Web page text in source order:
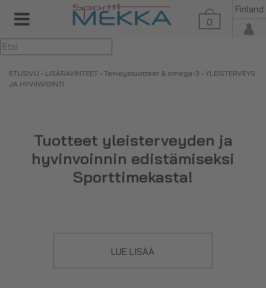
0
Finland
▼
ETUSIVU • LISÄRAVINTEET • Terveystuotteet & omega-3 • YLEISTERVEYS
JA HYVINVOINTI
Tuotteet yleisterveyden ja
hyvinvoinnin edistämiseksi
Sporttimekasta!
parantaa ja edistää omaa yleisterveyttä ja kokonaisvaltaista
hyvinvointia. Täältä löydät myösPuhdas+:n KETO Test
LUE LISÄÄ